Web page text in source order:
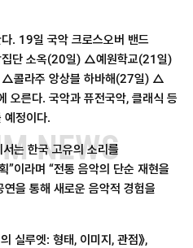
NEWS
. 19일 국악 크로스오버 밴드
집단 소옥(20일) △예원학교(21일)
콜라주 앙상블 하바해(27일) △
오른다. 국악과 퓨전국악, 클래식 등
예정이다.
는 한국 고유의 소리를
”이라며 “전통 음악의 단순 재현을
을 통해 새로운 음악적 경험을
실루엣: 형태, 이미지, 관점》,